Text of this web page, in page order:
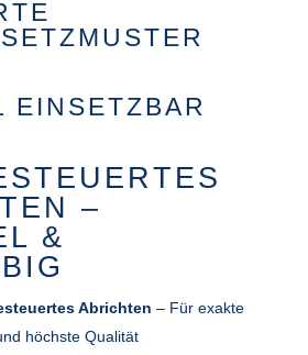
EINSETZBAR
–
&
Abrichten – Für exakte
höchste Qualität